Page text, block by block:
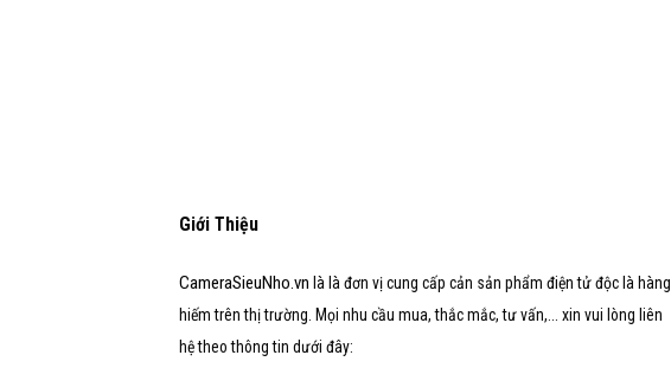
Giới Thiệu
CameraSieuNho.vn là là đơn vị cung cấp cản sản phẩm điện tử độc là hàng
hiếm trên thị trường. Mọi nhu cầu mua, thắc mắc, tư vấn,... xin vui lòng liên
hệ theo thông tin dưới đây: